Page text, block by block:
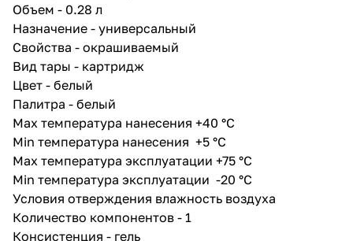
Состав не имеет запаха, не
содержит растворителей и
обладает высокой адгезией к
бетонным, кирпичным,
каменным и деревянным
основаниям.
Объем - 0.28 л
Назначение - универсальный
Свойства - окрашиваемый
Вид тары - картридж
Цвет - белый
Палитра - белый
Max температура нанесения +40 °С
Min температура нанесения +5 °С
Max температура эксплуатации +75 °С
Min температура эксплуатации -20 °С
Условия отверждения влажность воздуха
Количество компонентов - 1
Консистенция - гель